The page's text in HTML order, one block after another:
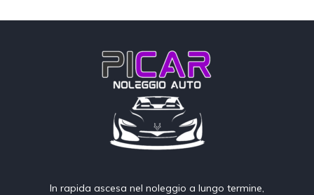
In rapida ascesa nel noleggio a lungo termine,